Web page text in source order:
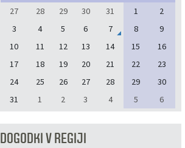
27 28 29 30 31 1
2
3
4 5 6 7 8
9
10
11 12 13 14 15
16
17
18 19 20 21 22
23
24
25 26 27 28 29
30
31
1 2 3 4 5 6
DOGODKI V REGIJI